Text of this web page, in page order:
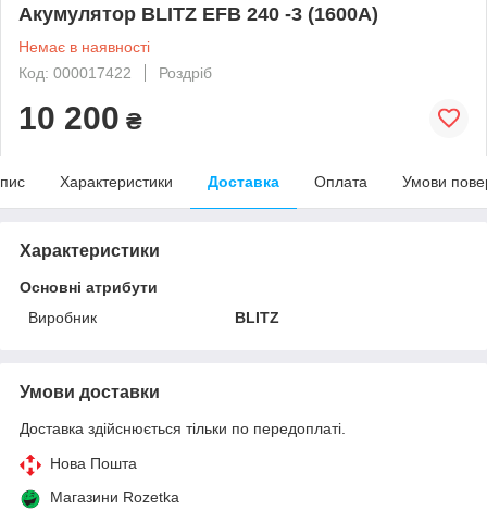
Акумулятор BLITZ EFB 240 -3 (1600А)
Немає в наявності
Код: 000017422
Роздріб
10 200 ₴
Характеристики Доставка Оплата Умови
Характеристики
Основні атрибути
Виробник
BLITZ
Умови доставки
Доставка здійснюється тільки по передоплаті.
Нова Пошта
Магазини Rozetka